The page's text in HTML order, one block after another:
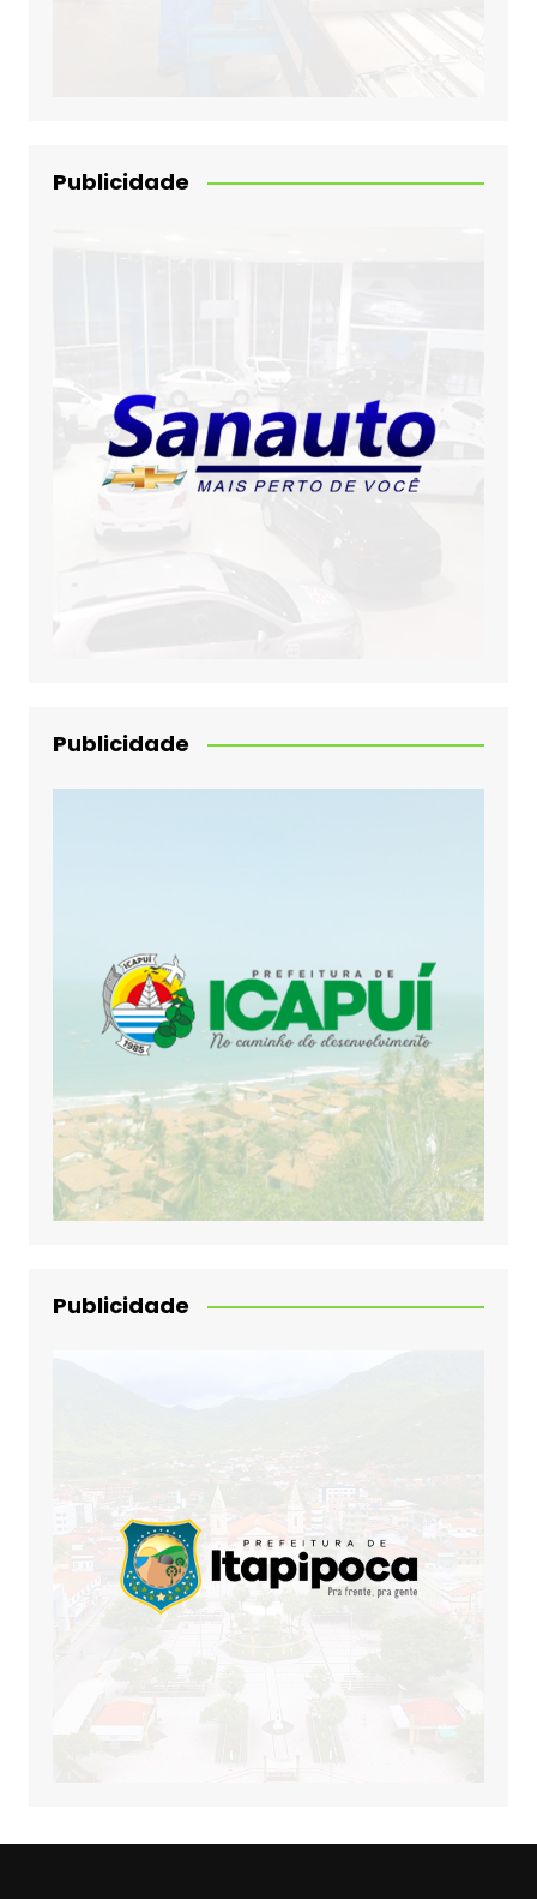
Publicidade
Publicidade
Publicidade